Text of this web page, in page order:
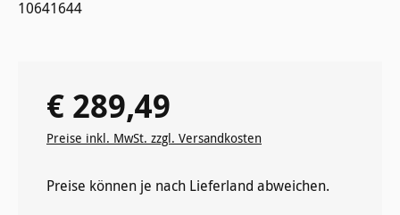
10641644
Regulärer Preis:
€ 289,49
Preise inkl. MwSt. zzgl. Versandkosten
Preise können je nach Lieferland abweichen.